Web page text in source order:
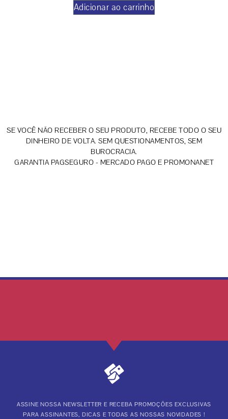
Adicionar ao carrinho
SE VOCÊ NÃO RECEBER O SEU PRODUTO, RECEBE TODO O SEU
DINHEIRO DE VOLTA. SEM QUESTIONAMENTOS, SEM
BUROCRACIA.
GARANTIA PAGSEGURO - MERCADO PAGO E PROMONANET
ASSINE NOSSA NEWSLETTER E RECEBA PROMOÇÕES EXCLUSIVAS
PARA ASSINANTES, DICAS E TODAS AS NOSSAS NOVIDADES !